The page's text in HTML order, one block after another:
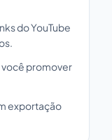
do YouTube
você promover
exportação